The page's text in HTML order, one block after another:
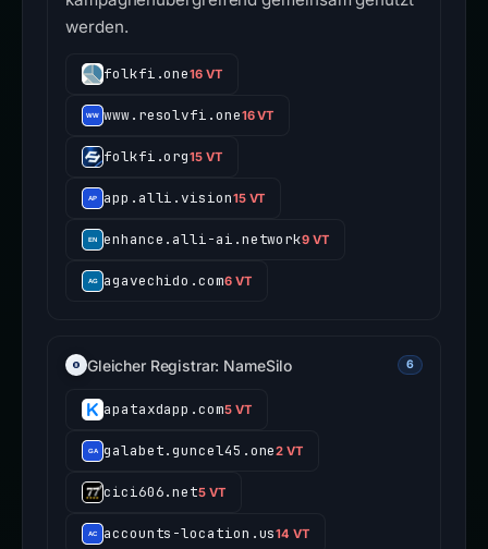
werden.
folkfi.one16 VT
www.resolvfi.one16 VT
folkfi.org15 VT
app.alli.vision15 VT
enhance.alli-ai.network9 VT
agavechido.com6 VT
Gleicher Registrar: NameSilo 6
apataxdapp.com5 VT
galabet.guncel45.one2 VT
cici606.net5 VT
accounts-location.us14 VT